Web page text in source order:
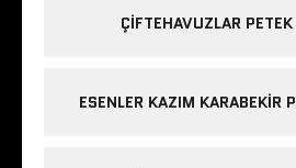
ÇIFTEHAVUZLAR
ESENLER KAZIM KARABEKIR